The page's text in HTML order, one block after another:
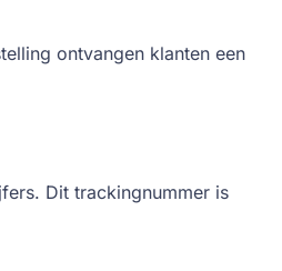
ontvangen klanten een
Dit trackingnummer is